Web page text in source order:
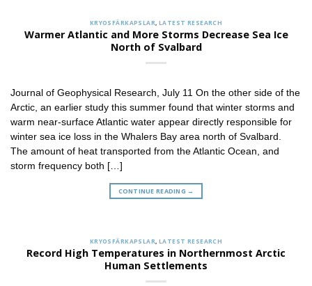
KRYOSFÄRKAPSLAR, LATEST RESEARCH
Warmer Atlantic and More Storms Decrease Sea Ice
North of Svalbard
Journal of Geophysical Research, July 11 On the other side of the
Arctic, an earlier study this summer found that winter storms and
warm near‐surface Atlantic water appear directly responsible for
winter sea ice loss in the Whalers Bay area north of Svalbard.
The amount of heat transported from the Atlantic Ocean, and
storm frequency both […]
CONTINUE READING →
KRYOSFÄRKAPSLAR, LATEST RESEARCH
Record High Temperatures in Northernmost Arctic
Human Settlements